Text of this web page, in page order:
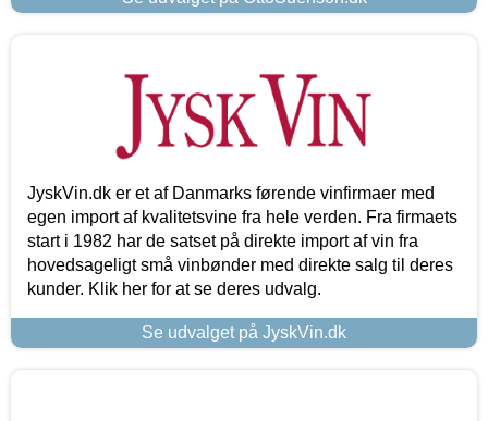
JyskVin.dk er et af Danmarks førende vinfirmaer med
egen import af kvalitetsvine fra hele verden. Fra firmaets
start i 1982 har de satset på direkte import af vin fra
hovedsageligt små vinbønder med direkte salg til deres
kunder. Klik her for at se deres udvalg.
Se udvalget på JyskVin.dk